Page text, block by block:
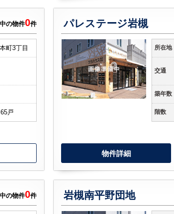
の物件0件
町3丁目
65戸
パレステージ岩槻
所在地
交通
築年数
階数
物件詳細
の物件0件 岩槻南平野団地